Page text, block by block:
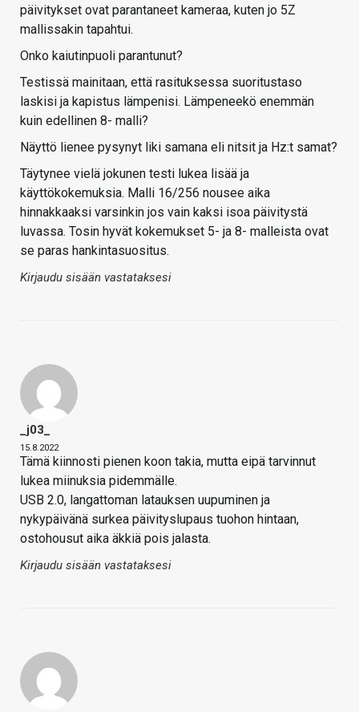
päivitykset ovat parantaneet kameraa, kuten jo 5Z
mallissakin tapahtui.
Onko kaiutinpuoli parantunut?
Testissä mainitaan, että rasituksessa suoritustaso
laskisi ja kapistus lämpenisi. Lämpeneekö enemmän
kuin edellinen 8- malli?
Näyttö lienee pysynyt liki samana eli nitsit ja Hz:t samat?
Täytynee vielä jokunen testi lukea lisää ja
käyttökokemuksia. Malli 16/256 nousee aika
hinnakkaaksi varsinkin jos vain kaksi isoa päivitystä
luvassa. Tosin hyvät kokemukset 5- ja 8- malleista ovat
se paras hankintasuositus.
Kirjaudu sisään vastataksesi
_j03_
15.8.2022
Tämä kiinnosti pienen koon takia, mutta eipä tarvinnut
lukea miinuksia pidemmälle.
USB 2.0, langattoman latauksen uupuminen ja
nykypäivänä surkea päivityslupaus tuohon hintaan,
ostohousut aika äkkiä pois jalasta.
Kirjaudu sisään vastataksesi